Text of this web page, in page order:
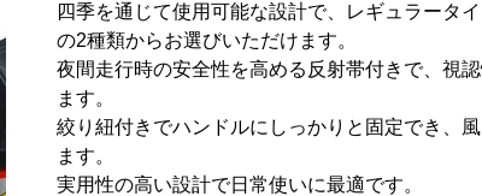
四季を通じて使用可能な設計で、レギュラータ
の2種類からお選びいただけます。
夜間走行時の安全性を高める反射帯付きで、視
ます。
絞り紐付きでハンドルにしっかりと固定でき、
ます。
実用性の高い設計で日常使いに最適です。